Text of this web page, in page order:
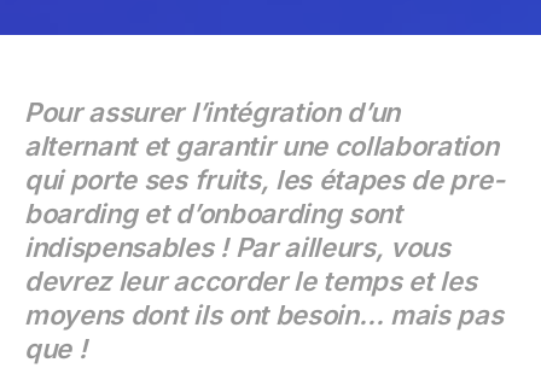
Pour assurer l’intégration d’un
alternant et garantir une collaboration
qui porte ses fruits, les étapes de pre-
boarding et d’onboarding sont
indispensables ! Par ailleurs, vous
devrez leur accorder le temps et les
moyens dont ils ont besoin… mais pas
que !